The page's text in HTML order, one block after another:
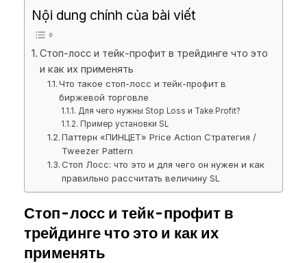
Nội dung chính của bài viết
Стоп-лосс и тейк-профит в трейдинге что это
и как их применять
Что такое стоп-лосс и тейк-профит в
биржевой торговле
Для чего нужны Stop Loss и Take Profit?
Пример установки SL
Паттерн «ПИНЦЕТ» Price Action Стратегия /
Tweezer Pattern
Cтоп Лосс: что это и для чего он нужен и как
правильно рассчитать величину SL
Стоп-лосс и тейк-профит в
трейдинге что это и как их
применять